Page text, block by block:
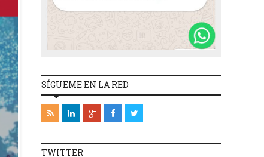
SÍGUEME EN LA RED
TWITTER